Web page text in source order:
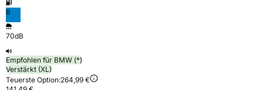
B
70dB
Empfohlen für BMW (*)
Verstärkt (XL)
Teuerste Option:264,99 €